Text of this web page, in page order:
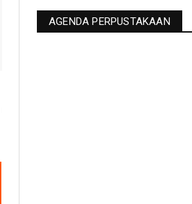
AGENDA PERPUSTAKAAN